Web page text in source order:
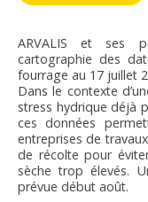
ARVALIS et ses
cartographie des
fourrage au 17 juillet
Dans le contexte
stress hydrique déjà
ces données
entreprises de
de récolte pour
sèche trop élevés.
prévue début août.